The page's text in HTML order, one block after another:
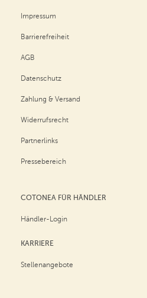
Impressum
Barrierefreiheit
AGB
Datenschutz
Zahlung & Versand
Widerrufsrecht
Partnerlinks
Pressebereich
COTONEA FÜR HÄNDLER
Händler-Login
KARRIERE
Stellenangebote